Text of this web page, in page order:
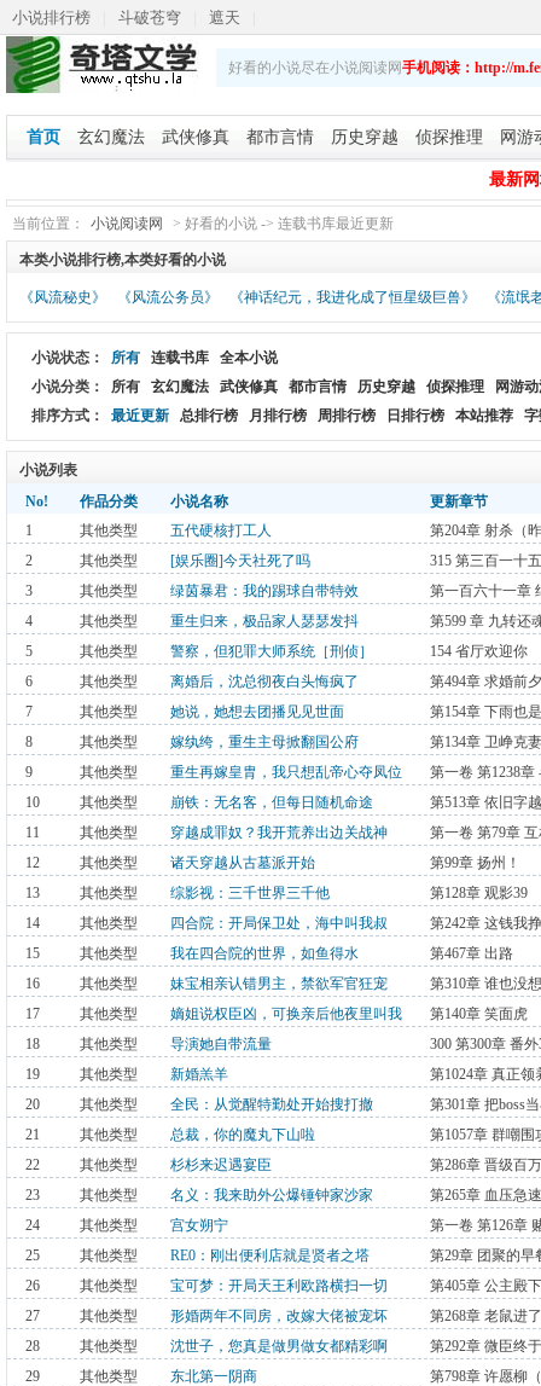
小说排行榜 斗破苍穹 遮天
斗破苍穹之重生萧炎
| 乡野春潮
娇艳人生
好看的小说尽在小说阅读网手机阅读：http://
首页 玄幻魔法 武侠修真 都市言情 历史穿越 侦探推理 网游
最新
当前位置： 小说阅读网 > 好看的小说 -> 连载书库最近更新
本类小说排行榜,本类好看的小说
《风流秘史》 《风流公务员》 《神话纪元，我进化成了恒星级巨兽》 《流氓
小说状态： 所有 连载书库
全本小说
小说分类：
所有 玄幻魔法 武侠修真 都市言情 历史穿越 侦探推理
网游
排序方式：
最近更新 总排行榜 月排行榜 周排行榜 日排行榜 本站推荐
小说列表
No!
作品分类 小说名称
更新章节
1
其他类型 五代硬核打工人
第204章 射杀（
2
其他类型 [娱乐圈]今天社死了吗
315 第三百一十
3
其他类型 绿茵暴君：我的踢球自带特效
第一百六十一章
4
其他类型 重生归来，极品家人瑟瑟发抖
第599 章 九转还
5
其他类型 警察，但犯罪大师系统［刑侦］
154 省厅欢迎你
6
其他类型 离婚后，沈总彻夜白头悔疯了
第494章 求婚前夕
7
其他类型 她说，她想去团播见见世面
第154章 下雨也
8
其他类型 嫁纨绔，重生主母掀翻国公府
第134章 卫峥克妻
9
其他类型 重生再嫁皇胄，我只想乱帝心夺凤位
第一卷 第1238章
10
其他类型 崩铁：无名客，但每日随机命途
第513章 依旧字
11
其他类型 穿越成罪奴？我开荒养出边关战神
第一卷 第79章
12
其他类型 诸天穿越从古墓派开始
第99章 扬州！
13
其他类型 综影视：三千世界三千他
第128章 观影39
14
其他类型 四合院：开局保卫处，海中叫我叔
第242章 这钱我
15
其他类型 我在四合院的世界，如鱼得水
第467章 出路
16
其他类型 妹宝相亲认错男主，禁欲军官狂宠
第310章 谁也没
17
其他类型
嫡姐说权臣凶，可换亲后他夜里叫我
乖乖
第140章 笑面虎
18
其他类型 导演她自带流量
300 第300章 番外
19
其他类型 新婚羔羊
第1024章 真正领
20
其他类型 全民：从觉醒特勤处开始搜打撤
第301章 把boss
更）
21 其他类型 总裁，你的魔丸下山啦
第1057章 群嘲围
22
其他类型 杉杉来迟遇宴臣
第286章 晋级百
23
其他类型 名义：我来助外公爆锤钟家沙家
第265章 血压急
24
其他类型 宫女朔宁
第一卷 第126章
25
其他类型 RE0：刚出便利店就是贤者之塔
第29章 团聚的早
26
其他类型 宝可梦：开局天王利欧路横扫一切
第405章 公主殿
27
其他类型 形婚两年不同房，改嫁大佬被宠坏
第268章 老鼠进
28
其他类型 沈世子，您真是做男做女都精彩啊
第292章 微臣终
29
其他类型 东北第一阴商
第798章 许愿柳